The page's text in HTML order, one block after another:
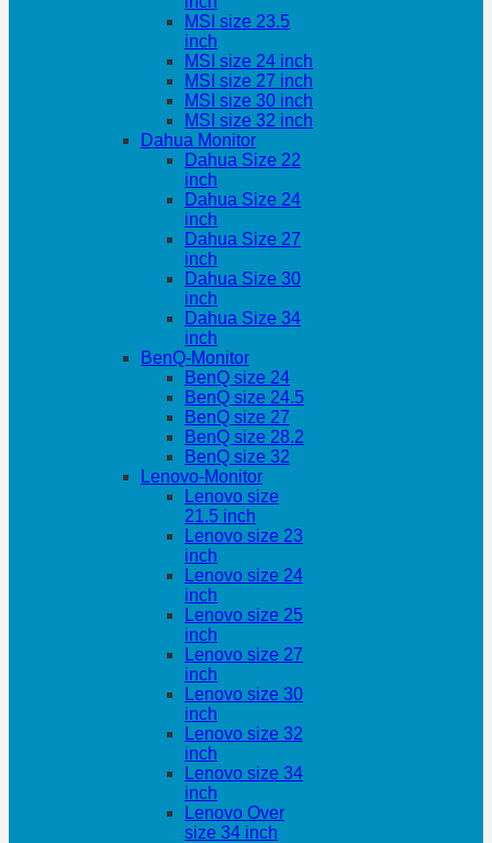
MSI size 23.5
inch
MSI size 24 inch
MSI size 27 inch
MSI size 30 inch
MSI size 32 inch
Dahua Monitor
Dahua Size 22
inch
Dahua Size 24
inch
Dahua Size 27
inch
Dahua Size 30
inch
Dahua Size 34
inch
BenQ-Monitor
BenQ size 24
BenQ size 24.5
BenQ size 27
BenQ size 28.2
BenQ size 32
Lenovo-Monitor
Lenovo size
21.5 inch
Lenovo size 23
inch
Lenovo size 24
inch
Lenovo size 25
inch
Lenovo size 27
inch
Lenovo size 30
inch
Lenovo size 32
inch
Lenovo size 34
inch
Lenovo Over
size 34 inch